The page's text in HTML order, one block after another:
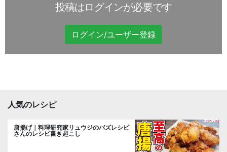
投稿はログインが必要です
ログイン/ユーザー登録
人気のレシピ
唐揚げ｜料理研究家リュウジのバズレシピ
さんのレシピ書き起こし